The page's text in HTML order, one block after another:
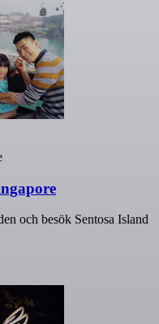
och besök Sentosa Island